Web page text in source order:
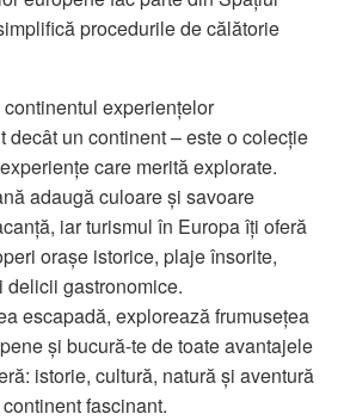
procedurile de călătorie
experiențelor
decât un continent – este o colecție
care merită explorate.
adaugă culoare și savoare
iar turismul în Europa îți oferă
orașe istorice, plaje însorite,
delicii gastronomice.
escapadă, explorează frumusețea
și bucură-te de toate avantajele
istorie, cultură, natură și aventură
fascinant.